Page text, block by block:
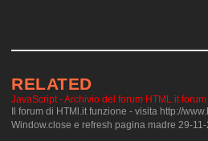
RELATED
JavaScript - Archivio del forum HTML.it forum
Il forum di HTMl.it funzione - visita http://
Window.close e refresh pagina madre 29-